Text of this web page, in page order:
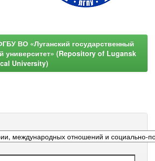
ВО «Луганский государственный
университет» (Repository of Lugansk
University)